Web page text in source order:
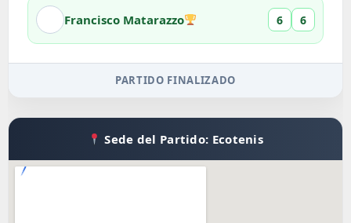
Francisco Matarazzo 6 6
PARTIDO FINALIZADO
Sede del Partido: Ecotenis